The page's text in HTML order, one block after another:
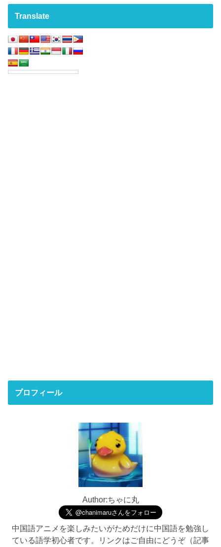
Translate
プロフィール
Author:ちゃに丸
中国語アニメを楽しみたいがためだけに中国語を勉強し
ている語学初心者です。リンクはご自由にどうぞ（記事